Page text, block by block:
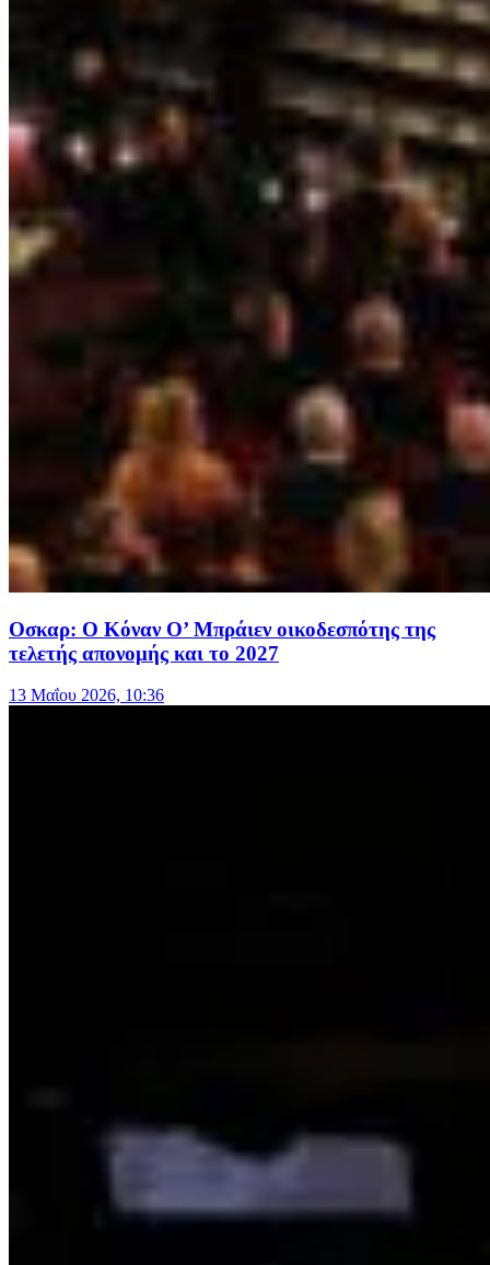
Οσκαρ: Ο Κόναν Ο’ Μπράιεν οικοδεσπότης της
τελετής απονομής και το 2027
13 Μαΐου 2026, 10:36